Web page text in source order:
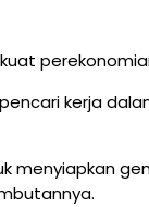
kerja
menyiapkan